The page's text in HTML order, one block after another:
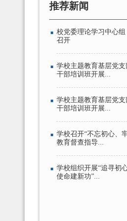
推荐新闻
校党委理论学习中心
召开
学校主题教育基层党
干部培训班开展...
学校主题教育基层党
干部培训班开展...
学校召开“不忘初心、
教育督查指导...
学校组织开展“追寻初
使命建新功”...